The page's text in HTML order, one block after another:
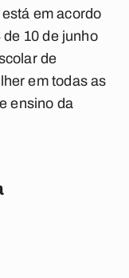
em acordo
10 de junho
de
em todas as
ensino da